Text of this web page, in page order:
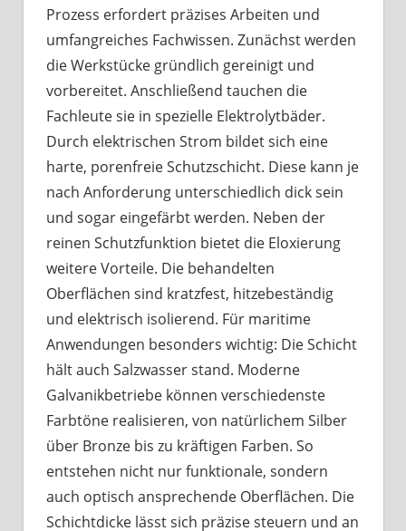
Prozess erfordert präzises Arbeiten und
umfangreiches Fachwissen. Zunächst werden
die Werkstücke gründlich gereinigt und
vorbereitet. Anschließend tauchen die
Fachleute sie in spezielle Elektrolytbäder.
Durch elektrischen Strom bildet sich eine
harte, porenfreie Schutzschicht. Diese kann je
nach Anforderung unterschiedlich dick sein
und sogar eingefärbt werden. Neben der
reinen Schutzfunktion bietet die Eloxierung
weitere Vorteile. Die behandelten
Oberflächen sind kratzfest, hitzebeständig
und elektrisch isolierend. Für maritime
Anwendungen besonders wichtig: Die Schicht
hält auch Salzwasser stand. Moderne
Galvanikbetriebe können verschiedenste
Farbtöne realisieren, von natürlichem Silber
über Bronze bis zu kräftigen Farben. So
entstehen nicht nur funktionale, sondern
auch optisch ansprechende Oberflächen. Die
Schichtdicke lässt sich präzise steuern und an